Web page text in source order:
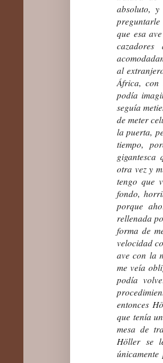
absoluto,
que esa
al
África, con
podía
seguía
de meter
la puerta,
tiempo,
gigantesca
otra vez y
tengo que
fondo,
porque
rellenada
forma de
velocidad
ave con la
me veía
podía
entonces
que tenía
mesa de
Höller se